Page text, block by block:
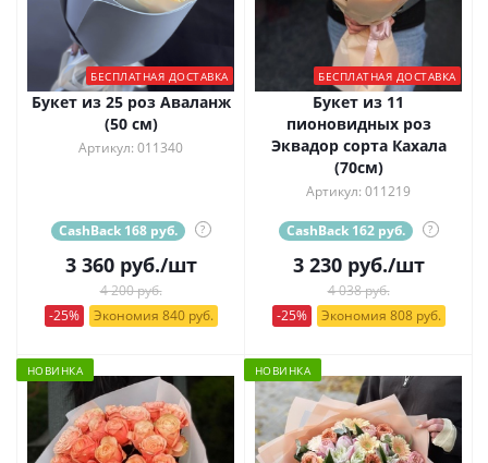
БЕСПЛАТНАЯ ДОСТАВКА
Букет из 25 роз Аваланж
(50 см)
Артикул: 011340
CashBack 168 руб. ?
3 360руб./шт
4 200 руб.
-25%
Экономия 840 руб.
БЕСПЛАТНАЯ ДОСТАВКА
Букет из 11
пионовидных роз
Эквадор сорта Кахала
(70см)
Артикул: 011219
CashBack 162 руб. ?
3 230руб./шт
4 038 руб.
-25%
Экономия 808 руб.
НОВИНКА НОВИНКА